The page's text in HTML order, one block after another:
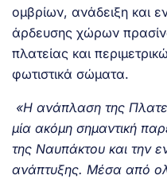
ομβρίων, ανάδειξη και
άρδευσης χώρων
πλατείας και
φωτιστικά σώματα.
«Η ανάπλαση της
μία ακόμη σημαντική
της Ναυπάκτου και την
ανάπτυξης. Μέσα από